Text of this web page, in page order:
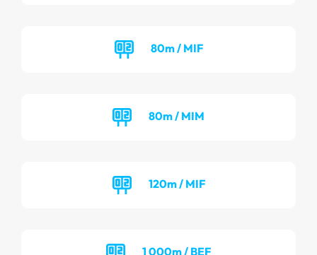
80m / MIF
80m / MIM
120m / MIF
1 000m / BEF